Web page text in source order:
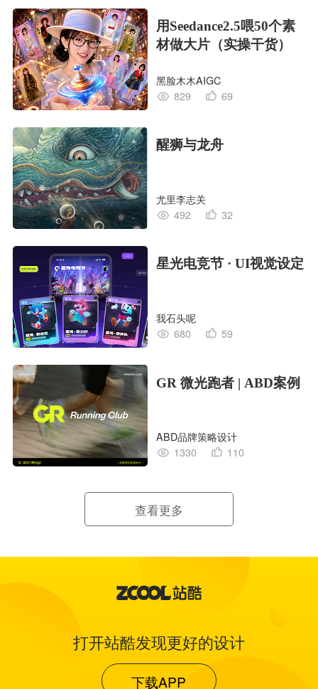
用Seedance2.5喂50个素
材做大片（实操干货）
黑脸木木AIGC
829
69
醒狮与龙舟
尤里李志关
492
32
星光电竞节 · UI视觉设定
我石头呢
680
59
GR 微光跑者 | ABD案例
ABD品牌策略设计
1330
110
查看更多
打开站酷发现更好的设计
下载APP